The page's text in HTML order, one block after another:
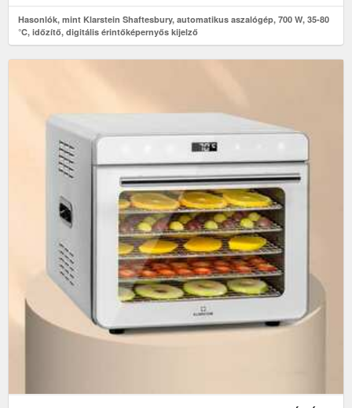
Hasonlók, mint Klarstein Shaftesbury, automatikus aszalógép, 700 W, 35-80
°C, időzítő, digitális érintőképernyős kijelző